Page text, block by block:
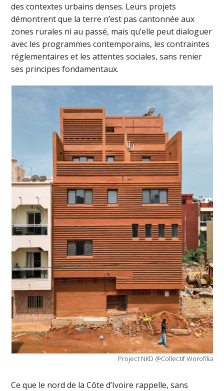
des contextes urbains denses. Leurs projets
démontrent que la terre n’est pas cantonnée aux
zones rurales ni au passé, mais qu’elle peut dialoguer
avec les programmes contemporains, les contraintes
réglementaires et les attentes sociales, sans renier
ses principes fondamentaux.
Project NKD @Collectif Worofilia
Ce que le nord de la Côte d’Ivoire rappelle, sans